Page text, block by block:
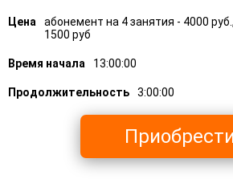
Цена
абонемент на 4 занятия - 4000
1500 руб
Время начала 13:00:00
Продолжительность 3:00:00